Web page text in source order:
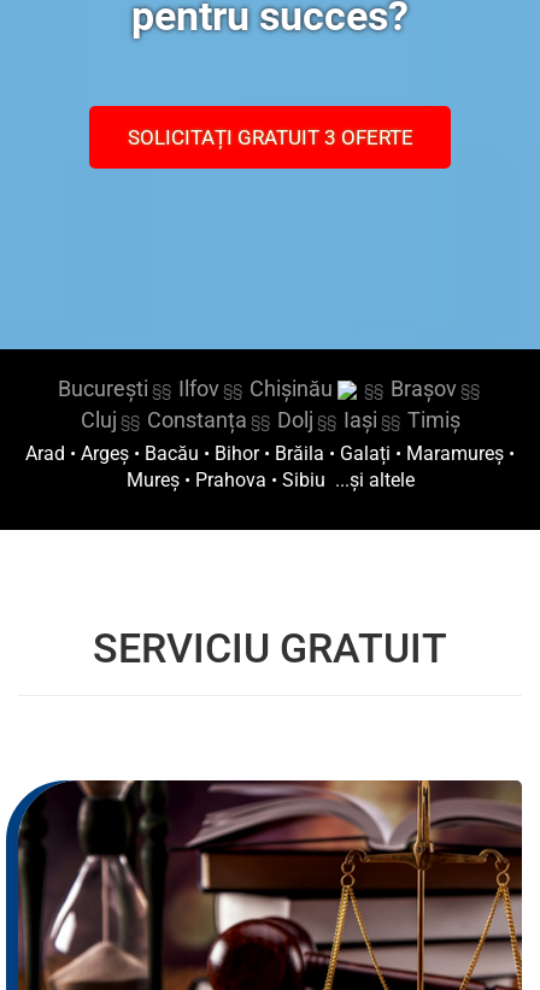
pentru succes?
SOLICITAȚI GRATUIT 3 OFERTE
București §§ Ilfov§§ Chișinău §§ Brașov§§
Cluj §§ Constanța §§ Dolj §§ Iași §§ Timiș
Arad • Argeș • Bacău • Bihor• Brăila • Galați • Maramureș •
Mureș• Prahova • Sibiu ...și altele
SERVICIU GRATUIT